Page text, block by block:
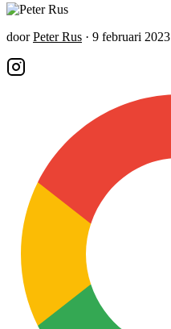
door Peter Rus · 9 februari 2023